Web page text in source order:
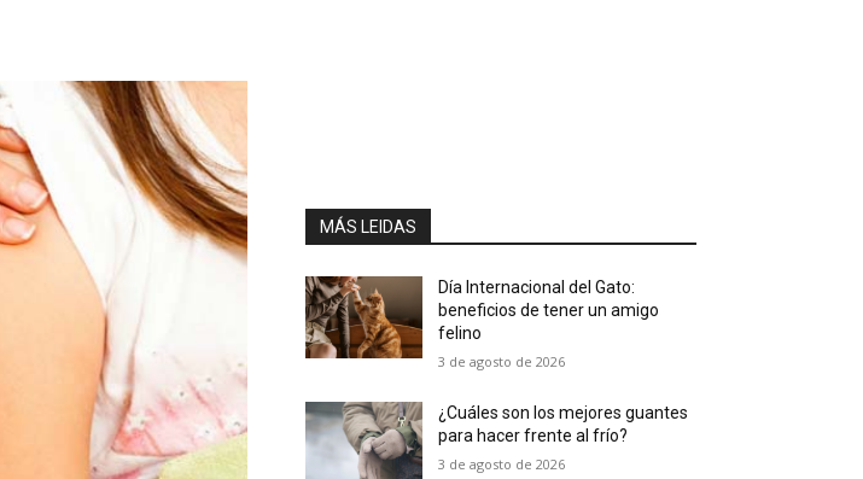
MÁS LEIDAS
Día Internacional del Gato:
beneficios de tener un amigo
felino
3 de agosto de 2026
¿Cuáles son los mejores guantes
para hacer frente al frío?
3 de agosto de 2026